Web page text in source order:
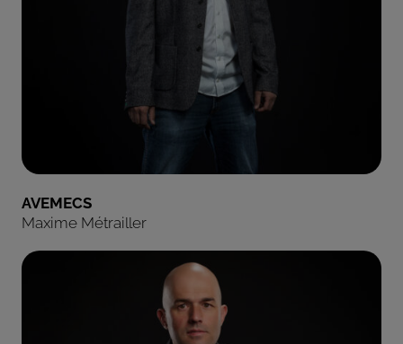
AVEMECS
Maxime Métrailler